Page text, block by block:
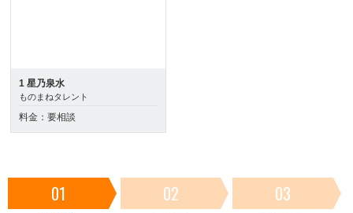
1 星乃泉水
ものまねタレント
料金：要相談
01 02 03